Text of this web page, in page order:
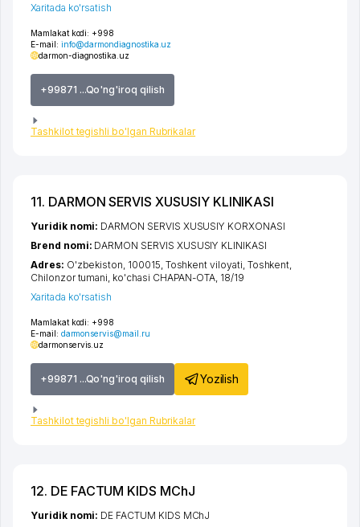
Mamlakat kodi: +998
E-mail: info@darmondiagnostika.uz
darmon-diagnostika.uz
+99871 ...Qo'ng'iroq qilish
Tashkilot tegishli bo'lgan Rubrikalar
Xaritada ko'rsatish
11. DARMON SERVIS XUSUSIY KLINIKASI
Mamlakat kodi: +998
E-mail: darmonservis@mail.ru
darmonservis.uz
+99871 ...Qo'ng'iroq qilish Yozilish
Tashkilot tegishli bo'lgan Rubrikalar
Yuridik nomi: DARMON SERVIS XUSUSIY KORXONASI
Brend nomi: DARMON SERVIS XUSUSIY KLINIKASI
Adres: O'zbekiston, 100015, Toshkent viloyati, Toshkent,
Chilonzor tumani, ko'chasi CHAPAN-OTA, 18/19
Xaritada ko'rsatish
12. DE FACTUM KIDS MChJ
Yuridik nomi: DE FACTUM KIDS MChJ